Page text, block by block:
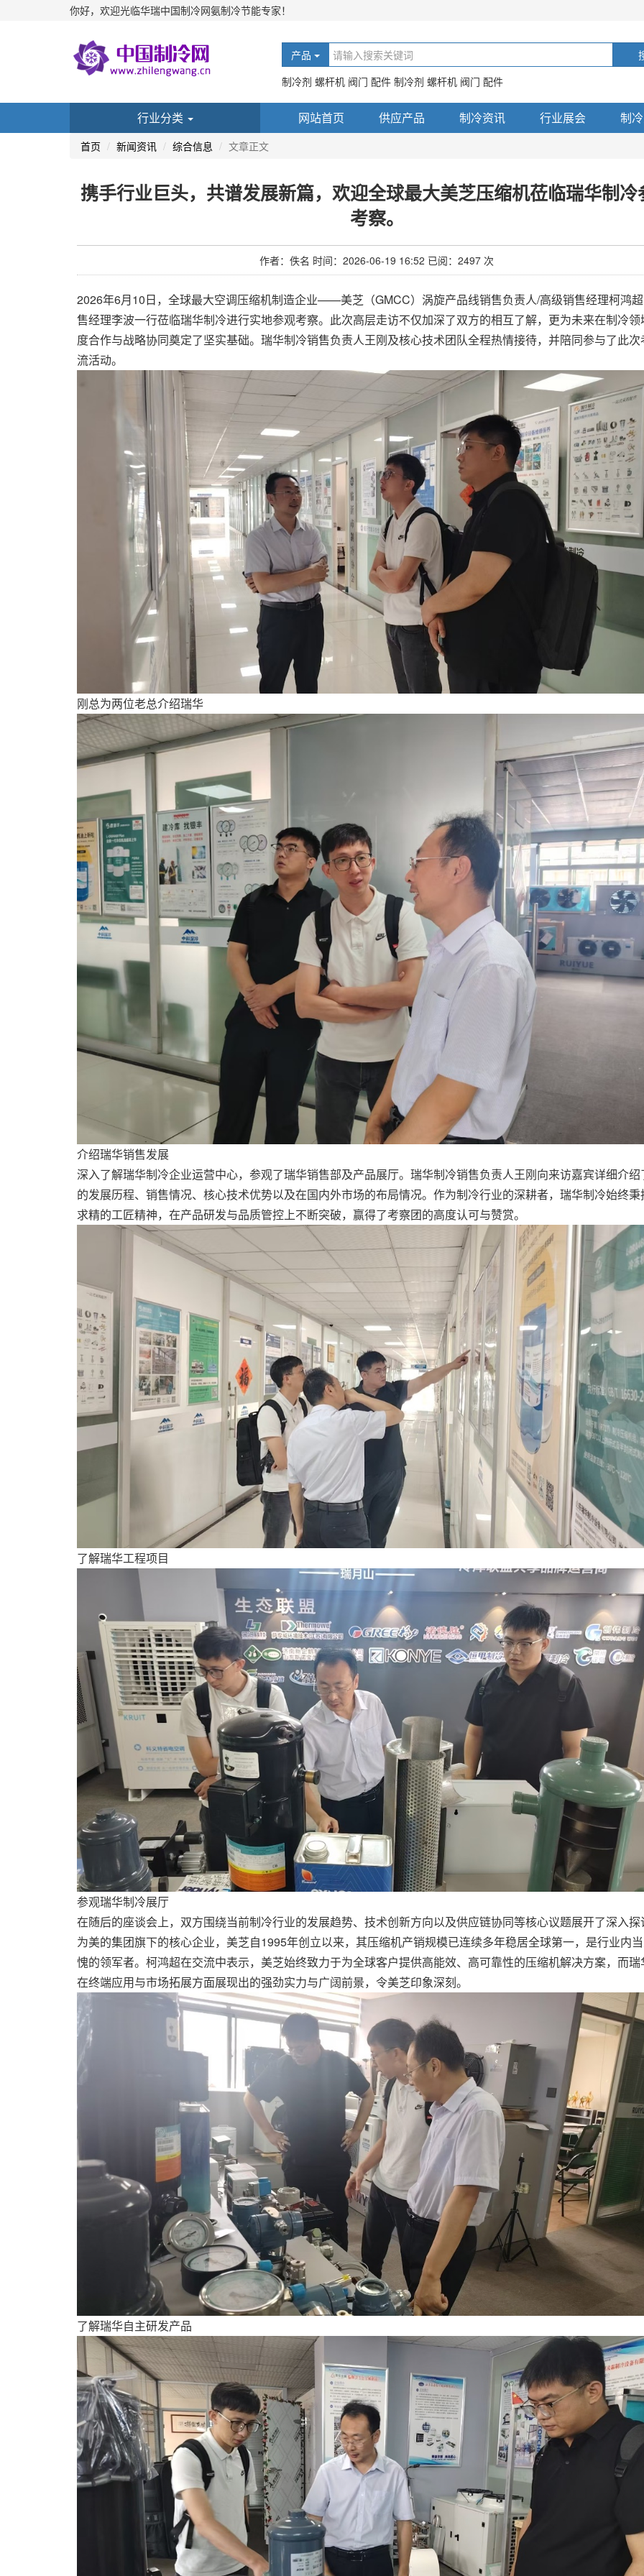
你好，欢迎光临华瑞中国制冷网氨制冷节能专家！
产品
制冷剂 螺杆机 阀门 配件 制冷剂 螺杆机 阀门 配件
行业分类 网站首页 供应产品 制冷资讯 行业展会 制
首页 新闻资讯 综合信息 文章正文
携手行业巨头，共谱发展新篇，欢迎全球最大美芝压缩机莅临瑞华制冷
考察。
作者：佚名 时间：2026-06-19 16:52 已阅：2497 次
2026年6月10日，全球最大空调压缩机制造企业——美芝（GMCC）涡旋产品线销售负责人/高级销售经理柯鸿
售经理李波一行莅临瑞华制冷进行实地参观考察。此次高层走访不仅加深了双方的相互了解，更为未来在制冷领
度合作与战略协同奠定了坚实基础。瑞华制冷销售负责人王刚及核心技术团队全程热情接待，并陪同参与了此次
流活动。
刚总为两位老总介绍瑞华
介绍瑞华销售发展
深入了解瑞华制冷企业运营中心，参观了瑞华销售部及产品展厅。瑞华制冷销售负责人王刚向来访嘉宾详细介绍
的发展历程、销售情况、核心技术优势以及在国内外市场的布局情况。作为制冷行业的深耕者，瑞华制冷始终秉
求精的工匠精神，在产品研发与品质管控上不断突破，赢得了考察团的高度认可与赞赏。
了解瑞华工程项目
参观瑞华制冷展厅
在随后的座谈会上，双方围绕当前制冷行业的发展趋势、技术创新方向以及供应链协同等核心议题展开了深入探
为美的集团旗下的核心企业，美芝自1995年创立以来，其压缩机产销规模已连续多年稳居全球第一，是行业内
愧的领军者。柯鸿超在交流中表示，美芝始终致力于为全球客户提供高能效、高可靠性的压缩机解决方案，而瑞
在终端应用与市场拓展方面展现出的强劲实力与广阔前景，令美芝印象深刻。
了解瑞华自主研发产品